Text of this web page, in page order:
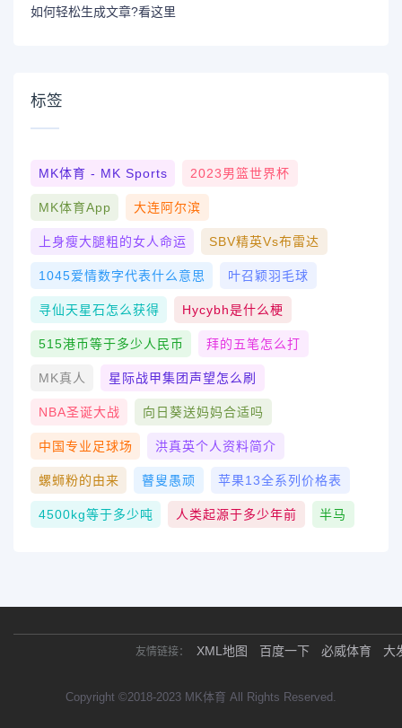
如何轻松生成文章?看这里
标签
MK体育 - MK Sports 2023男篮世界杯
MK体育App 大连阿尔滨
上身瘦大腿粗的女人命运 SBV精英vs布雷达
1045爱情数字代表什么意思 叶召颖羽毛球
寻仙天星石怎么获得 Hycybh是什么梗
515港币等于多少人民币 拜的五笔怎么打
MK真人 星际战甲集团声望怎么刷
NBA圣诞大战 向日葵送妈妈合适吗
中国专业足球场 洪真英个人资料简介
螺蛳粉的由来 瞽叟愚顽 苹果13全系列价格表
4500kg等于多少吨 人类起源于多少年前 半马
友情链接： XML地图 百度一下 必威体育 大
Copyright ©2018-2023 MK体育 All Rights Reserved.